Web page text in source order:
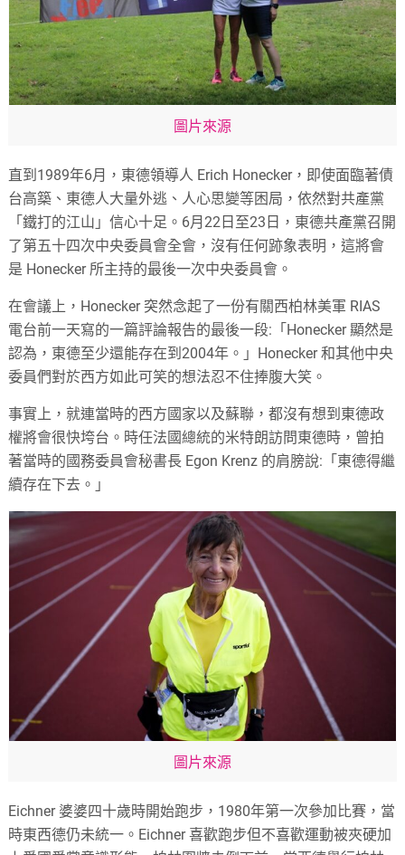
圖片來源
直到1989年6月，東德領導人 Erich Honecker，即使面臨著債
台高築、東德人大量外逃、人心思變等困局，依然對共產黨
「鐵打的江山」信心十足。6月22日至23日，東德共產黨召開
了第五十四次中央委員會全會，沒有任何跡象表明，這將會
是 Honecker 所主持的最後一次中央委員會。
在會議上，Honecker 突然念起了一份有關西柏林美軍 RIAS
電台前一天寫的一篇評論報告的最後一段:「Honecker 顯然是
認為，東德至少還能存在到2004年。」Honecker 和其他中央
委員們對於西方如此可笑的想法忍不住捧腹大笑。
事實上，就連當時的西方國家以及蘇聯，都沒有想到東德政
權將會很快垮台。時任法國總統的米特朗訪問東德時，曾拍
著當時的國務委員會秘書長 Egon Krenz 的肩膀說:「東德得繼
續存在下去。」
圖片來源
Eichner 婆婆四十歲時開始跑步，1980年第一次參加比賽，當
時東西德仍未統一。Eichner 喜歡跑步但不喜歡運動被夾硬加